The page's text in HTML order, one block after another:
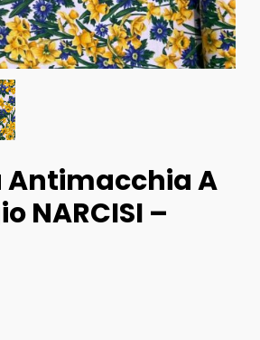
Antimacchia A
NARCISI –